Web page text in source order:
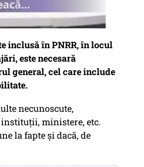
inclusă în PNRR, în locul
este necesară
general, cel care include
necunoscute,
ministere, etc.
la fapte și dacă, de